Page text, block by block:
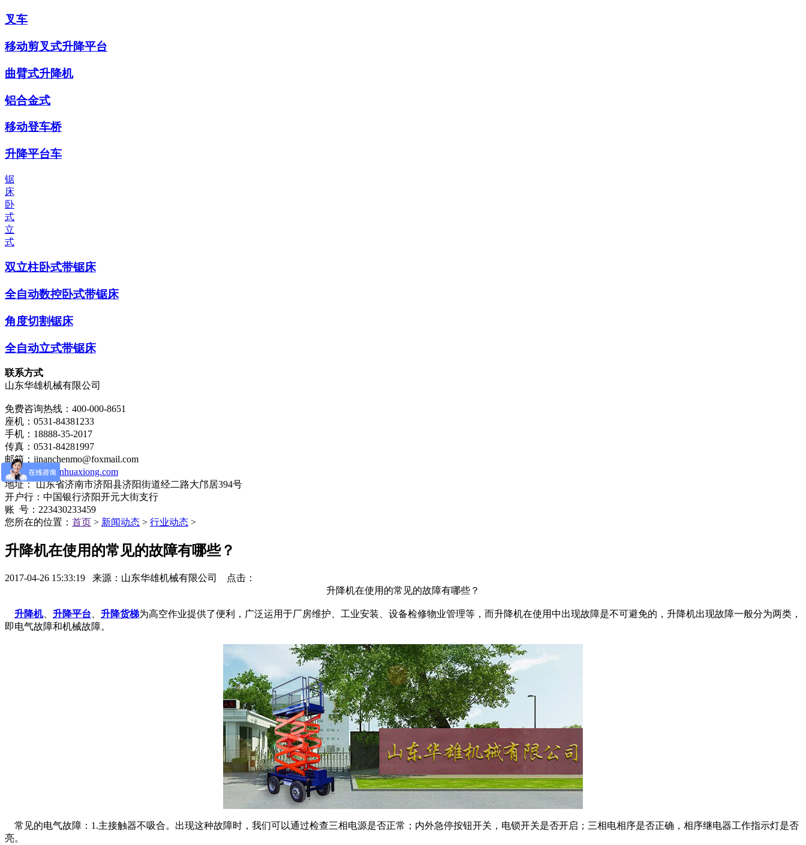
叉车
移动剪叉式升降平台
曲臂式升降机
铝合金式
移动登车桥
升降平台车
锯
床
卧
式
立
式
双立柱卧式带锯床
全自动数控卧式带锯床
角度切割锯床
全自动立式带锯床
联系方式
山东华雄机械有限公司
免费咨询热线：400-000-8651
座机：0531-84381233
手机：18888-35-2017
传真：0531-84281997
邮箱：jinanchenmo@foxmail.com
网址：www.jnhuaxiong.com
地址： 山东省济南市济阳县济阳街道经二路大邝居394号
开户行：中国银行济阳开元大街支行
账 号：223430233459
您所在的位置： 首页 > 新闻动态 > 行业动态 >
​升降机在使用的常见的故障有哪些？
2017-04-26 15:33:19 来源：山东华雄机械有限公司 点击：
升降机在使用的常见的故障有哪些？
升降机、 升降平台 升降货梯为高空作业提供了便利，广泛运用于厂房维护、工业安装、设备检修物业管理等，而升降机在使用中出现故障是不可避免的，升降机出现故障一般分为两类，
即电气故障和机械故障。
常见的电气故障：1.主接触器不吸合。出现这种故障时，我们可以通过检查三相电源是否正常；内外急停按钮开关，电锁开关是否开启；三相电相序是否正确，相序继电器工作指示灯是否
亮。